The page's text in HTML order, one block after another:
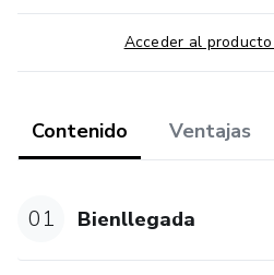
Acceder al
Contenido Ventajas
01 Bienllegada